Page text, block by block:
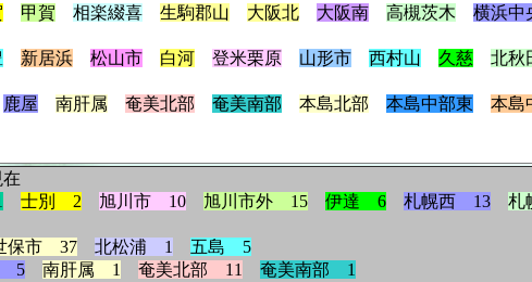
甲賀 相楽綴喜 生駒郡山 大阪北 大阪南 高槻茨木 横浜中
新居浜 松山市 白河 登米栗原 山形市 西村山 久慈 北秋
鹿屋 南肝属 奄美北部 奄美南部 本島北部 本島中部東 本島
士別 2 旭川市 10 旭川市外 15 伊達 6 札幌西 13 札
保市 37 北松浦 1
五島 5
5 南肝属 1 奄美北部 11
奄美南部 1